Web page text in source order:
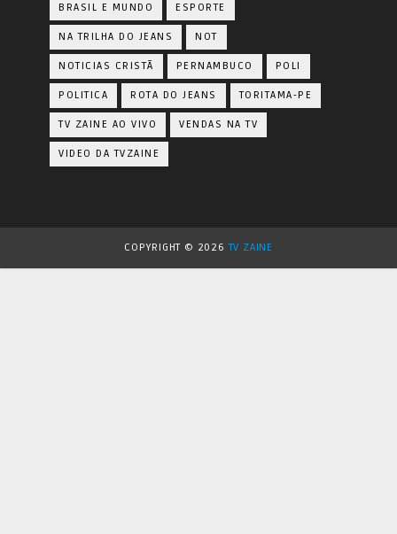
BRASIL E MUNDO ESPORTE
NA TRILHA DO JEANS NOT
NOTICIAS CRISTÃ PERNAMBUCO POLI
POLITICA ROTA DO JEANS TORITAMA-PE
TV ZAINE AO VIVO VENDAS NA TV
VIDEO DA TVZAINE
COPYRIGHT © 2026TV ZAINE